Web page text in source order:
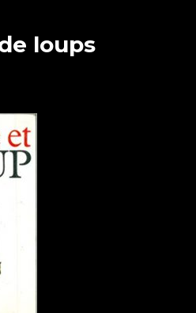
loups